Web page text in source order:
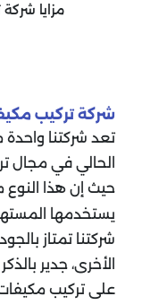
مزايا شركة تركيب مكيفات سبليت حي صلاح الدين
شركة تركيب
تعد شركتنا
الحالي في مجال
حيث إن هذا النوع
يستخدمها
شركتنا تمتاز
الأخرى، جدير
على تركيب